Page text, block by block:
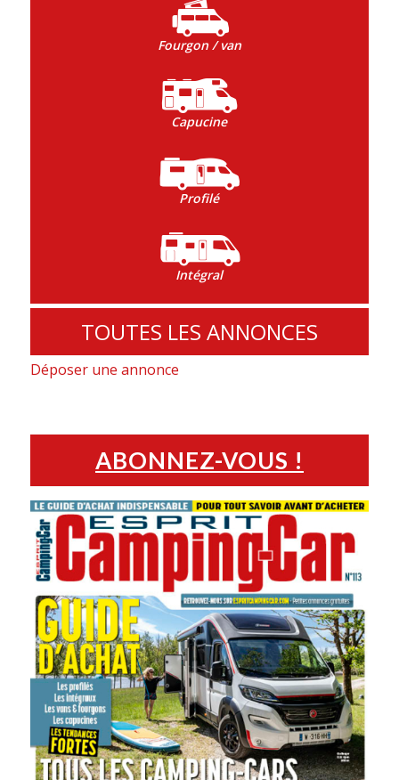
Fourgon / van
Capucine
Profilé
Intégral
TOUTES LES ANNONCES
Déposer une annonce
ABONNEZ-VOUS !